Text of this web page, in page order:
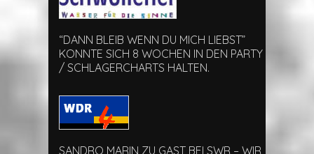
“DANN BLEIB WENN DU MICH LIEBST”
KONNTE SICH 8 WOCHEN IN DEN PARTY
/ SCHLAGERCHARTS HALTEN.
SANDRO MARIN ZU GAST BEI SWR – WIR